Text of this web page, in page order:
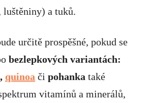
luštěniny) a tuků.
určitě prospěšné, pokud se
bezlepkových variantách:
quinoa či pohanka také
vitamínů a minerálů,